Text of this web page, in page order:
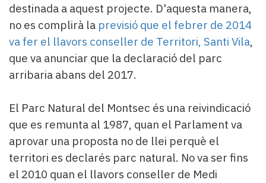
destinada a aquest projecte. D'aquesta manera,
no es complirà la previsió que el febrer de 2014
va fer el llavors conseller de Territori, Santi Vila,
que va anunciar que la declaració del parc
arribaria abans del 2017.
El Parc Natural del Montsec és una reivindicació
que es remunta al 1987, quan el Parlament va
aprovar una proposta no de llei perquè el
territori es declarés parc natural. No va ser fins
el 2010 quan el llavors conseller de Medi